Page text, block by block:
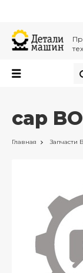
cap
Главная Запчасти